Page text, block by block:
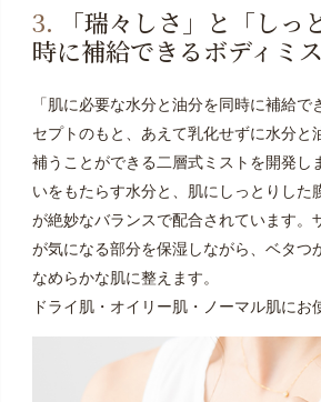
3. 「瑞々しさ」と「しっ
時に補給できるボディミ
「肌に必要な水分と油分を同時に補給で
セプトのもと、あえて乳化せずに水分と
補うことができる二層式ミストを開発し
いをもたらす水分と、肌にしっとりした
が絶妙なバランスで配合されています。
が気になる部分を保湿しながら、ベタつ
なめらかな肌に整えます。
ドライ肌・オイリー肌・ノーマル肌にお